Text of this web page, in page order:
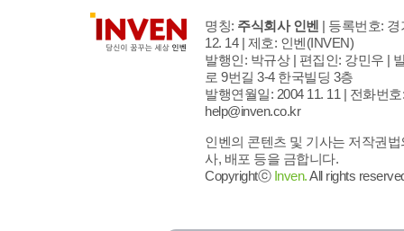
명칭: 주식회사 인벤 | 등록번호:
12. 14 | 제호: 인벤(INVEN)
발행인: 박규상 | 편집인: 강민우 |
로 9번길 3-4 한국빌딩 3층
발행연월일: 2004 11. 11 | 전화번호
help@inven.co.kr
인벤의 콘텐츠 및 기사는 저작권
사, 배포 등을 금합니다.
Copyrightⓒ Inven.All rights